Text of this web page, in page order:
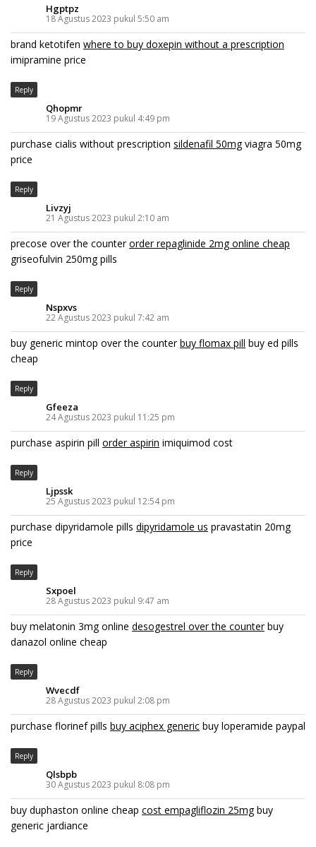
Hgptpz
18 Agustus 2023 pukul 5:50 am
brand ketotifen where to buy doxepin without a prescription
imipramine price
Reply
Qhopmr
19 Agustus 2023 pukul 4:49 pm
purchase cialis without prescription sildenafil 50mgviagra 50mg
price
Reply
Livzyj
21 Agustus 2023 pukul 2:10 am
precose over the counterorder repaglinide 2mg online cheap
griseofulvin 250mg pills
Reply
Nspxvs
22 Agustus 2023 pukul 7:42 am
buy generic mintop over the counterbuy flomax pill buy ed pills
cheap
Reply
Gfeeza
24 Agustus 2023 pukul 11:25 pm
purchase aspirin pill order aspirin imiquimod cost
Reply
Ljpssk
25 Agustus 2023 pukul 12:54 pm
purchase dipyridamole pills dipyridamole us pravastatin 20mg
price
Reply
Sxpoel
28 Agustus 2023 pukul 9:47 am
buy melatonin 3mg online desogestrel over the counterbuy
danazol online cheap
Reply
Wvecdf
28 Agustus 2023 pukul 2:08 pm
purchase florinef pills buy aciphex generic buy loperamide paypal
Reply
Qlsbpb
30 Agustus 2023 pukul 8:08 pm
buy duphaston online cheap cost empagliflozin 25mgbuy
generic jardiance